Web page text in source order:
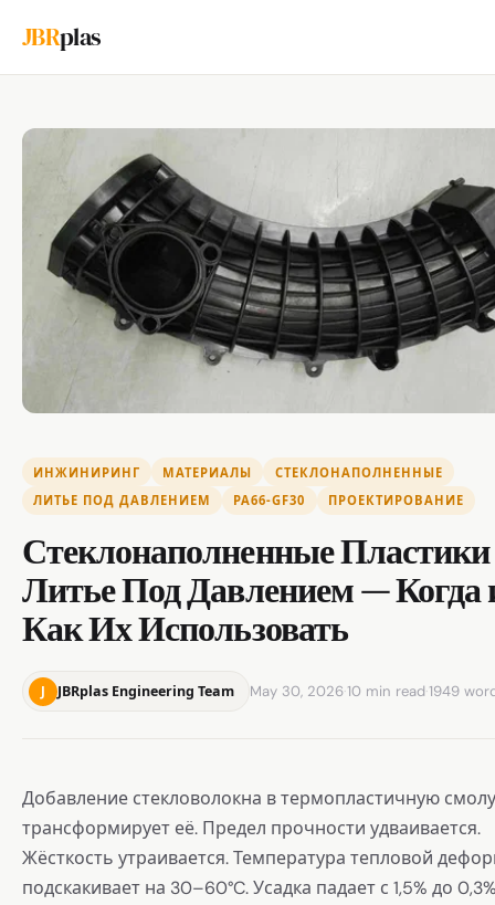
JBRplas
ИНЖИНИРИНГ МАТЕРИАЛЫ
СТЕКЛОНАПОЛНЕННЫЕ
ЛИТЬЕ ПОД ДАВЛЕНИЕМ
PA66-GF30 ПРОЕКТИРОВАНИЕ
Стеклонаполненные
Литье Под Давлением — Когда
Как Их Использовать
J JBRplas Engineering Team May 30, 2026·10 min read·1949
Добавление стекловолокна в термопластичную смолу
трансформирует её. Предел прочности удваивается.
Жёсткость утраивается. Температура тепловой
подскакивает на 30–60°C. Усадка падает с 1,5% до